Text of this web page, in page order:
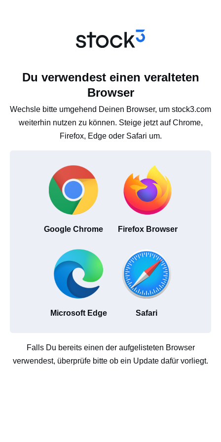
Du verwendest einen veralteten
Browser
Wechsle bitte umgehend Deinen Browser, um stock3.com
weiterhin nutzen zu können. Steige jetzt auf Chrome,
Firefox, Edge oder Safari um.
Google Chrome Firefox Browser
Microsoft Edge Safari
Falls Du bereits einen der aufgelisteten Browser
verwendest, überprüfe bitte ob ein Update dafür vorliegt.